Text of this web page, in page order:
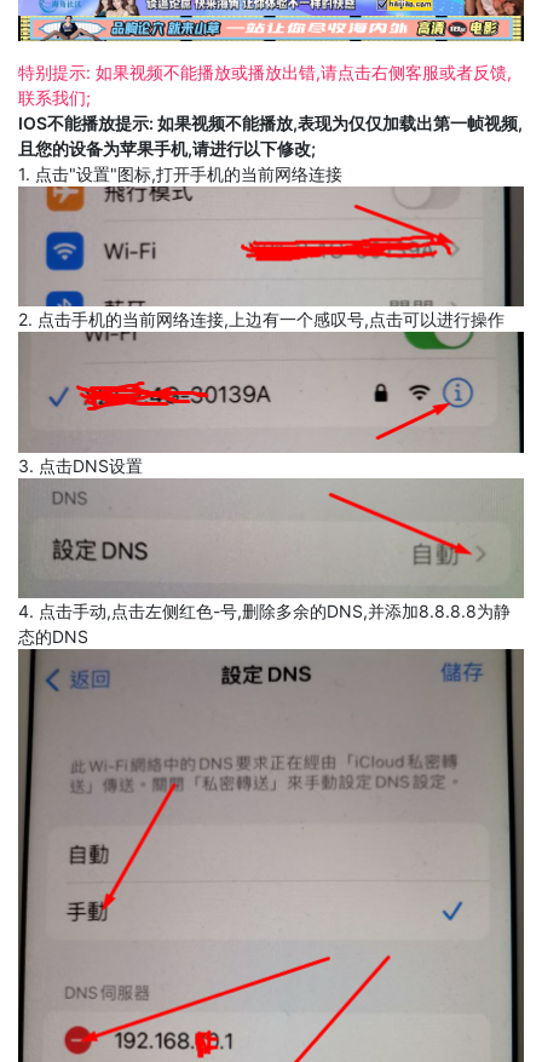
特别提示: 如果视频不能播放或播放出错,请点击右侧客服或者反馈,
联系我们;
IOS不能播放提示: 如果视频不能播放,表现为仅仅加载出第一帧视频,
且您的设备为苹果手机,请进行以下修改;
1. 点击"设置"图标,打开手机的当前网络连接
2. 点击手机的当前网络连接,上边有一个感叹号,点击可以进行操作
3. 点击DNS设置
4. 点击手动,点击左侧红色-号,删除多余的DNS,并添加8.8.8.8为静
态的DNS